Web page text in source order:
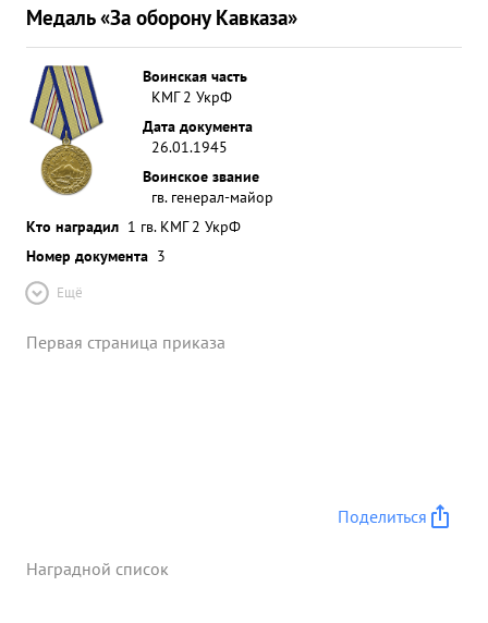
Медаль «За оборону Кавказа»
Воинская часть
КМГ 2 УкрФ
Дата документа
26.01.1945
Воинское звание
гв. генерал-майор
Кто наградил 1 гв. КМГ 2 УкрФ
Номер документа 3
Ещё
Первая страница приказа
Поделиться
Наградной список